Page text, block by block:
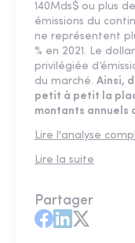
140Mds$ ou plus
émissions du
ne représentent
% en 2021. Le
privilégiée
du marché. Ainsi,
petit à petit la
montants annuels
Lire l'analyse
Lire la suite
Partager